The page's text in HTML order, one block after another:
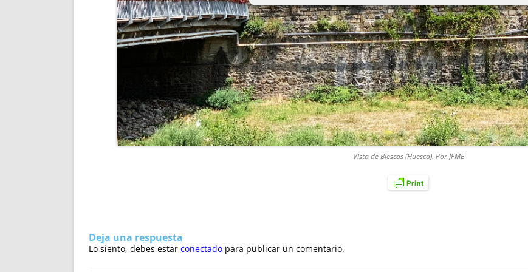
Vista de Biescas (Huesca). Por JFME
Deja una respuesta
Lo siento, debes estar conectado para publicar un comentario.